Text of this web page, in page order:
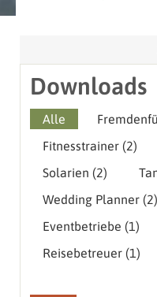
Downloads
Sub Grid Filter -
Alle
Fitnesstrainer (2)
Solarien (2)
Wedding Planner (2)
Eventbetriebe (1)
Reisebetreuer (1)